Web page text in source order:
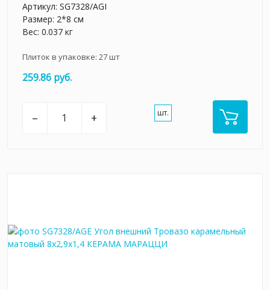
Артикул: SG7328/AGI
Размер: 2*8 см
Вес: 0.037 кг
Плиток в упаковке: 27шт
259.86 руб.
– + шт.